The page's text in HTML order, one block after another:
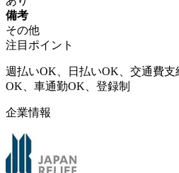
備考
その他
注目ポイント
週払いOK、日払いOK、交通費
OK、車通勤OK、登録制
企業情報